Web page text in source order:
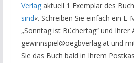
Verlagaktuell 1 Exemplar des
sind«. Schreiben Sie einfach ein
„Sonntag ist Büchertag“ und Ihrer
gewinnspiel@oegbverlag.at und
Sie das Buch bald in Ihrem